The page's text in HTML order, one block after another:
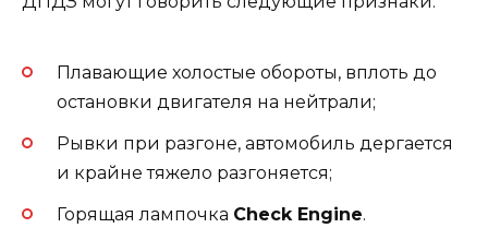
Плавающие холостые обороты, вплоть до
остановки двигателя на нейтрали;
Рывки при разгоне, автомобиль дергается
и крайне тяжело разгоняется;
Горящая лампочка Check Engine.